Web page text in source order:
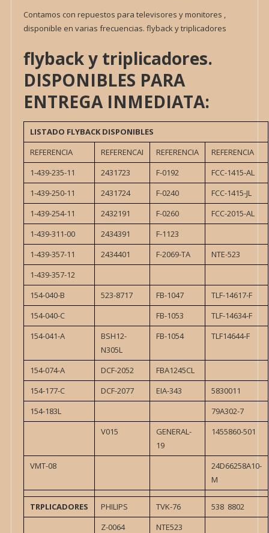
Contamos con repuestos para televisores y monitores ,
disponible en varias frecuencias. flyback y triplicadores
flyback y triplicadores.
DISPONIBLES PARA
ENTREGA INMEDIATA:
LISTADO FLYBACK DISPONIBLES
REFERENCIA
REFERENCAI REFERENCIA
REFERENCIA
1-439-235-11
2431723 F-0192
FCC-1415-AL
1-439-250-11
2431724 F-0240
FCC-1415-JL
1-439-254-11
2432191 F-0260
FCC-2015-AL
1-439-311-00
2434391
F-1123
1-439-357-11
2434401 F-2069-TA
NTE-523
1-439-357-12
154-040-B
523-8717 FB-1047
TLF-14617-F
154-040-C
FB-1053
TLF-14634-F
154-041-A
BSH12-
N305L
FB-1054 TLF14644-F
154-074-A DCF-2052
FBA1245CL
154-177-C
DCF-2077 EIA-343
5830011
154-183L
79A302-7
V015
GENERAL-
19
1455860-501
VMT-08
24D66258A10-
M
TRPLICADORES PHILIPS TVK-76
538 8802
Z-0064
NTE523